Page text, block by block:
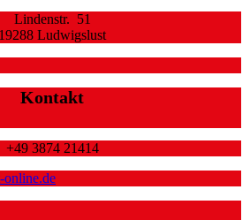
Lindenstr. 51
19288 Ludwigslust
Kontakt
+49 3874 21414
online.de